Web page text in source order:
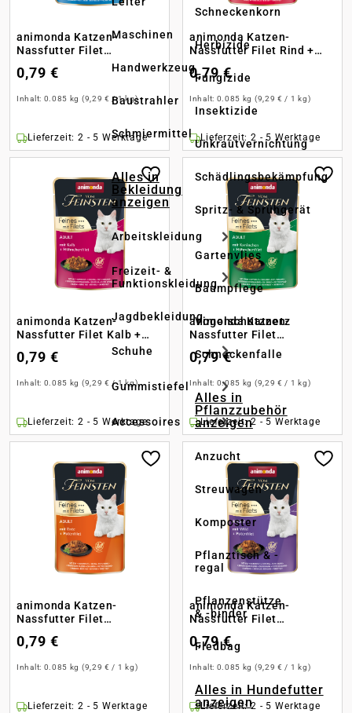
Maschinen
Handwerkzeug
Baustrahler
Schmiermittel
Alles in
Bekleidung
anzeigen
Arbeitskleidung
Freizeit- &
Funktionskleidung
Jagdbekleidung
Schuhe
Gummistiefel
Accessoires
Schneckenkorn
Herbizide
Fungizide
Insektizide
Unkrautvernichtung
Schädlingsbekämpfung
Spritz- & Sprühgerät
Gartenvlies
Baumpflege
Vogelschutznetz
Schneckenfalle
Alles in
Pflanzzubehör
anzeigen
Anzucht
Streuwagen
Komposter
Pflanztisch & -
regal
Pflanzenstütze
& -binder
Fledbag
Alles in Hundefutter
anzeigen
animonda Katzen-
Nassfutter Filet
Geflügel+Seelachsfilet
0,79 €
Inhalt: 0.085 kg (9,29 € / 1 kg)
Lieferzeit: 2 - 5 Werktage
animonda Katzen-
Nassfutter Filet Rind +
Putenfilet
0,79 €
Inhalt: 0.085 kg (9,29 € / 1 kg)
Lieferzeit: 2 - 5 Werktage
animonda Katzen-
Nassfutter Filet Kalb +
0,79 €
Inhalt: 0.085 kg (9,29 € / 1 kg)
Lieferzeit: 2 - 5 Werktage
animonda Katzen-
Nassfutter Filet
Kaninchen+Hähnchenfilet
0,79 €
Inhalt: 0.085 kg (9,29 € / 1 kg)
Lieferzeit: 2 - 5 Werktage
animonda Katzen-
Nassfutter Filet
0,79 €
Inhalt: 0.085 kg (9,29 € / 1 kg)
Lieferzeit: 2 - 5 Werktage
animonda Katzen-
Nassfutter Filet
0,79 €
Inhalt: 0.085 kg (9,29 € / 1 kg)
Lieferzeit: 2 - 5 Werktage